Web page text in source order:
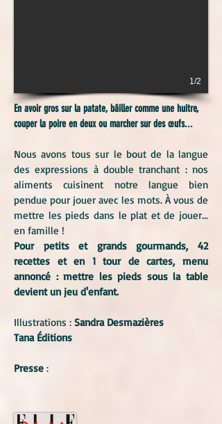
1/2
En avoir gros sur la patate, bâiller comme une huitre,
couper la poire en deux ou marcher sur des œufs...
Nous avons tous sur le bout de la langue
des expressions à double tranchant : nos
aliments cuisinent notre langue bien
pendue pour jouer avec les mots. À vous de
mettre les pieds dans le plat et de jouer...
en famille !
Pour petits et grands gourmands, 42
recettes et en 1 tour de cartes, menu
annoncé : mettre les pieds sous la table
devient un jeu d'enfant.
Illustrations : Sandra Desmazières
Tana Éditions
Presse :